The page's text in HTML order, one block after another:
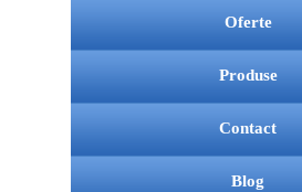
Oferte
Produse
Contact
Blog